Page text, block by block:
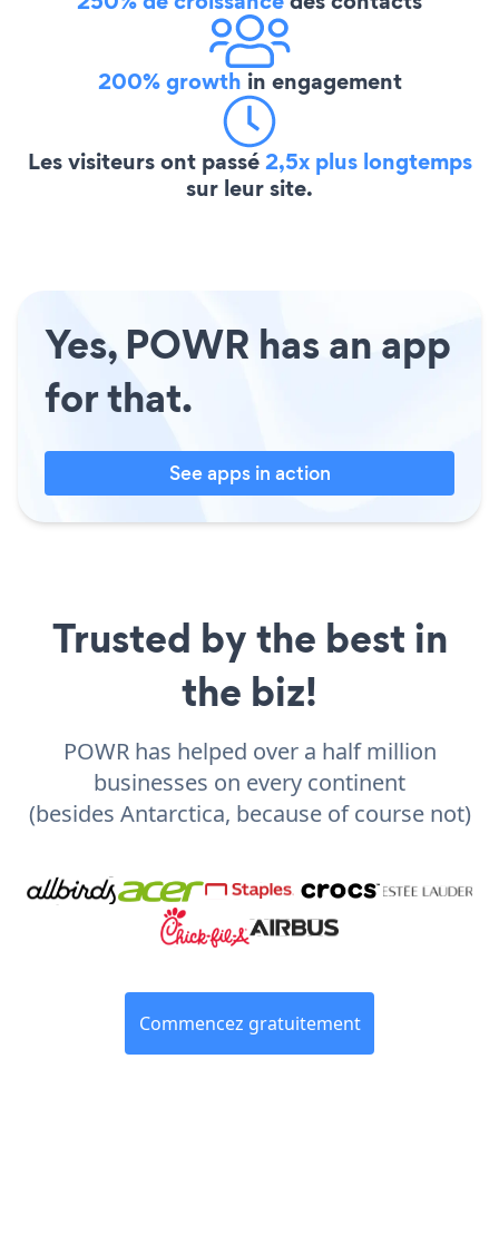
200% growth in engagement
Les visiteurs ont passé2,5x plus longtemps
sur leur site.
Yes, POWR has an app
for that.
See apps in action
Trusted by the best in
the biz!
POWR has helped over a half million
businesses on every continent
(besides Antarctica, because of course not)
Commencez gratuitement